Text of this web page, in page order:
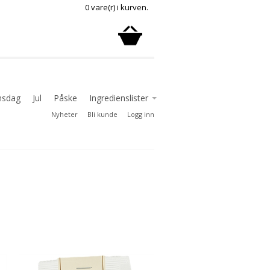
0 vare(r) i kurven.
Jul Påske
Ingredienslister
Ingredienslister delikatesse
Nyheter Bli kunde Logg inn